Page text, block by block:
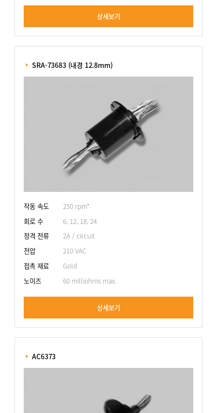
상세보기
SRA-73683 (내경 12.8mm)
작동 속도
250 rpm*
회로 수
6, 12, 18, 24
정격 전류
2A / circuit
전압
210 VAC
접촉 재료
Gold
노이즈
60 milliohms max.
상세보기
AC6373